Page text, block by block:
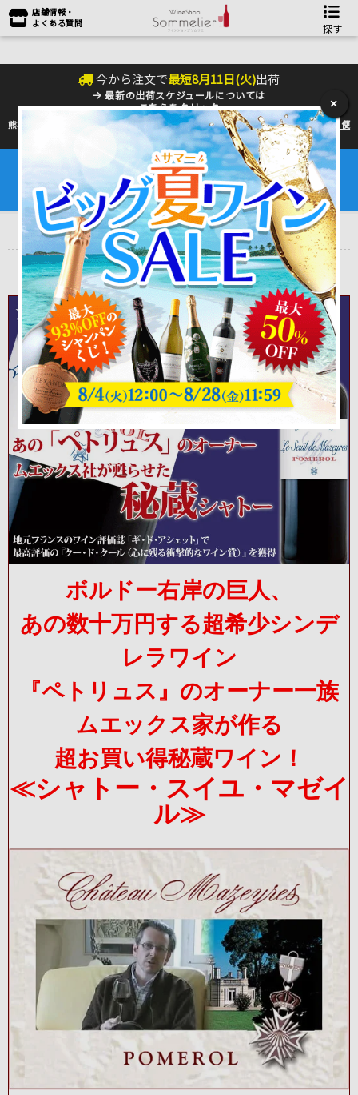
店舗情報・
よくある質問
探す
今から注文で最短8月11日(火)出荷
最新の出荷スケジュールについては
こちらをクリック
熊本地震の影響により九州への配送に遅れが生じております。最新情報は佐川急便
のHP
をご確認下さい。
夏季の配送は『クール便』のご利用をお勧めいたします。
ワインは25℃以上で劣化するデリケートな商品です。
6～9月はワインを守るためにも是非ご利用ください。
トップ ＞産地で探す ＞フランス ＞ボルドーワイン ＞ポムロール
＞スィユ・マゼイル
シャトー・スイユ・マゼイル
Chateau Seuil Mazeyres
ボルドー右岸の巨人、
あの数十万円する超希少シンデ
レラワイン
『ペトリュス』のオーナー一族
ムエックス家が作る
超お買い得秘蔵ワイン！
≪シャトー・スイユ・マゼイ
ル≫
×